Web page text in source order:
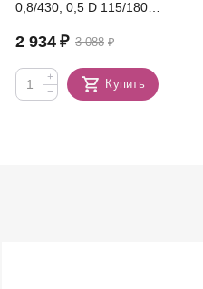
0,8/430, 0,5 D 115/180
3 088 ₽
2 934 ₽
+
−
Купить